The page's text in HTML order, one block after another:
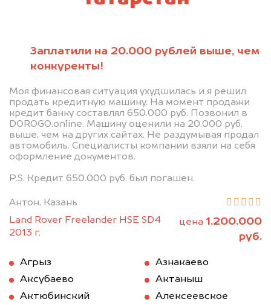
Заплатили на 20.000 рублей выше, чем
конкуренты!
Моя финансовая ситуация ухудшилась и я решил
продать кредитную машину. На момент продажи
кредит банку составлял 650.000 руб. Позвонил в
DOROGO.online. Машину оценили на 20.000 руб.
выше, чем на других сайтах. Не раздумывая продал
автомобиль. Специалисты компании взяли на себя
оформление документов.
P.S. Кредит 650.000 руб. был погашен.
Антон, Казань
Land Rover Freelander HSE SD4
2013 г.
цена 1.200.000
руб.
Агрыз
Азнакаево
Аксубаево
Актаныш
Актюбинский
Алексеевское